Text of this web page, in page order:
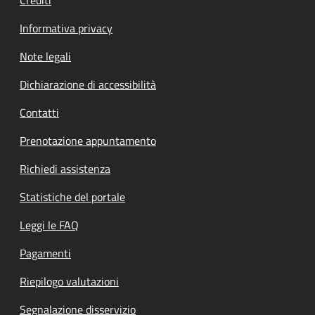
Informativa privacy
Note legali
Dichiarazione di accessibilità
Contatti
Prenotazione appuntamento
Richiedi assistenza
Statistiche del portale
Leggi le FAQ
Pagamenti
Riepilogo valutazioni
Segnalazione disservizio